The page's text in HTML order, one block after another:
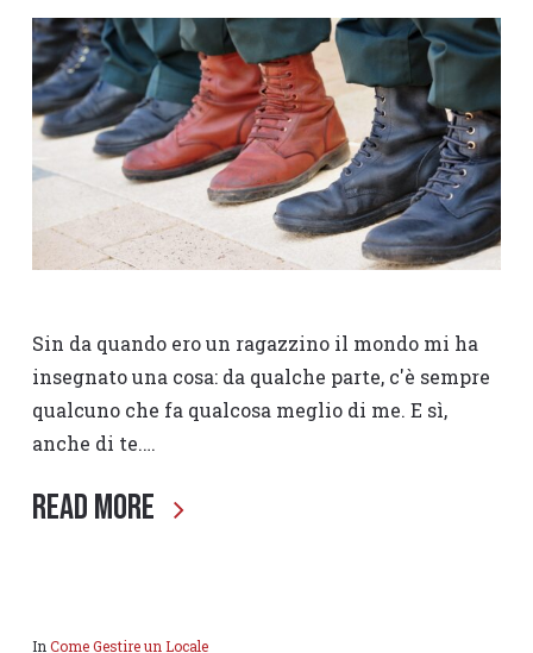
Sin da quando ero un ragazzino il mondo mi ha
insegnato una cosa: da qualche parte, c'è sempre
qualcuno che fa qualcosa meglio di me. E sì,
anche di te.…
Read More
In Come Gestire un Locale